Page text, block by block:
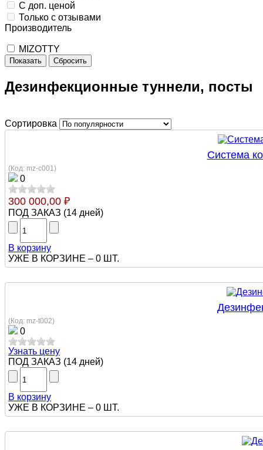
С доп. ценой
Только с отзывами
Производитель
MIZOTTY
Показать Сбросить
Дезинфекционные туннели, посты
Сортировка
Система
(Код: mz-c001)
0
300 000,00 ₽
ПОД ЗАКАЗ (14 дней)
В корзину
УЖЕ В КОРЗИНЕ – 0 ШТ.
(Код: mz-t002)
0
Узнать цену
ПОД ЗАКАЗ (14 дней)
В корзину
УЖЕ В КОРЗИНЕ – 0 ШТ.